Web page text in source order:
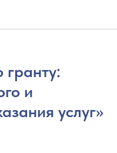
и
услуг»